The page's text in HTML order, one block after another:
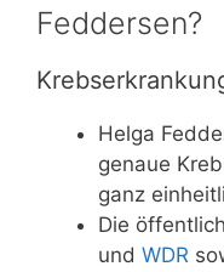
Feddersen?
Helga
genaue
ganz
Die
und WDR